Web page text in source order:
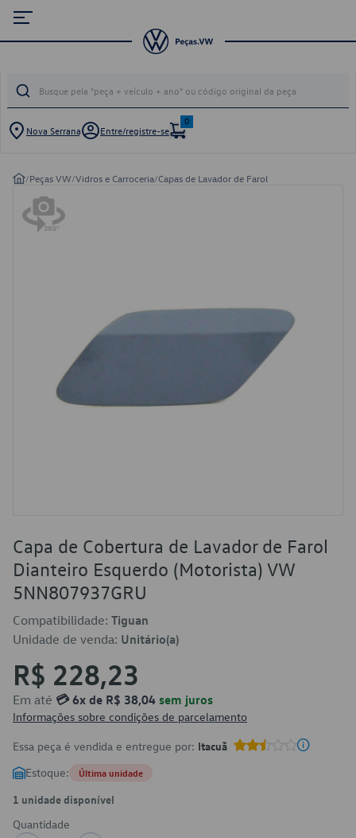
Nova Serrana Entre/registre-se
0
/Peças VW/Vidros e Carroceria/Capas de Lavador de Farol
Capa de Cobertura de Lavador de Farol
Dianteiro Esquerdo (Motorista) VW
5NN807937GRU
Compatibilidade: Tiguan
Unidade de venda: Unitário(a)
R$ 228,23
Em até 💳 6x de R$ 38,04 sem juros
Informações sobre condições de parcelamento
Essa peça é vendida e entregue por: Itacuã
Estoque: Última unidade
1 unidade disponível
Quantidade